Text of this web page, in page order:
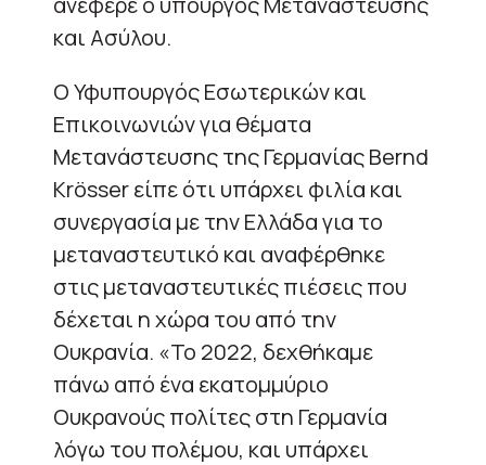
και Ασύλου.
Ο Υφυπουργός Εσωτερικών και
Επικοινωνιών για θέματα
Μετανάστευσης της Γερμανίας Bernd
Krösser είπε ότι υπάρχει φιλία και
συνεργασία με την Ελλάδα για το
μεταναστευτικό και αναφέρθηκε
στις μεταναστευτικές πιέσεις που
δέχεται η χώρα του από την
Ουκρανία. «Το 2022, δεχθήκαμε
πάνω από ένα εκατομμύριο
Ουκρανούς πολίτες στη Γερμανία
λόγω του πολέμου, και υπάρχει